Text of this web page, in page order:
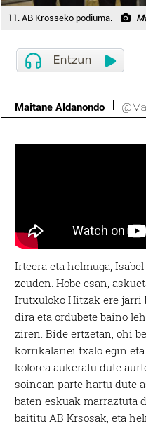
11. AB Krosseko podiuma.
Maitane Aldanondo
Irteera eta helmuga,
zeuden. Hobe esan,
Irutxuloko Hitzak ere jarri
dira eta ordubete baino
ziren. Bide ertzetan, ohi
korrikalariei txalo egin
kolorea aukeratu dute
soinean parte hartu dute
baten eskuak marraztuta
baititu AB Krsosak, eta